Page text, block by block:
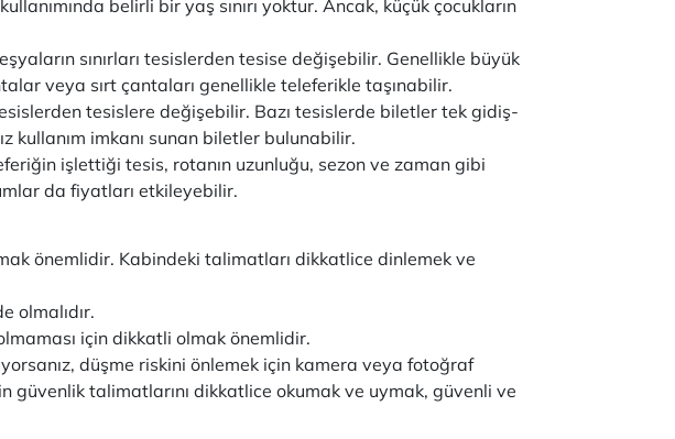
belirli bir yaş sınırı yoktur. Ancak, küçük çocukların
sınırları tesislerden tesise değişebilir. Genellikle büyük
veya sırt çantaları genellikle teleferikle taşınabilir.
tesislere değişebilir. Bazı tesislerde biletler tek gidiş-
kullanım imkanı sunan biletler bulunabilir.
işlettiği tesis, rotanın uzunluğu, sezon ve zaman gibi
da fiyatları etkileyebilir.
önemlidir. Kabindeki talimatları dikkatlice dinlemek ve
olmalıdır.
için dikkatli olmak önemlidir.
düşme riskini önlemek için kamera veya fotoğraf
güvenlik talimatlarını dikkatlice okumak ve uymak, güvenli ve